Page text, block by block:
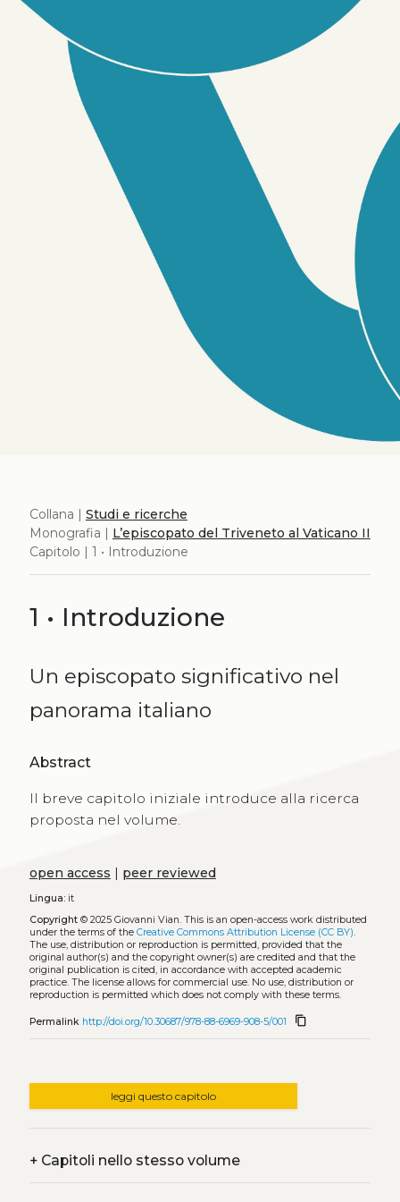
Collana | Studi e ricerche
Monografia | L’episcopato del Triveneto al Vaticano II
Capitolo | 1 • Introduzione
1 • Introduzione
Un episcopato significativo nel
panorama italiano
Abstract
Il breve capitolo iniziale introduce alla ricerca
proposta nel volume.
open access | peer reviewed
Lingua:it
Copyright© 2025 Giovanni Vian. This is an open-access work distributed
under the terms of the Creative Commons Attribution License (CC BY).
The use, distribution or reproduction is permitted, provided that the
original author(s) and the copyright owner(s) are credited and that the
original publication is cited, in accordance with accepted academic
practice. The license allows for commercial use. No use, distribution or
reproduction is permitted which does not comply with these terms.
Permalink http://doi.org/10.30687/978-88-6969-908-5/001 content_copy
leggi questo capitolo
+Capitoli nello stesso volume